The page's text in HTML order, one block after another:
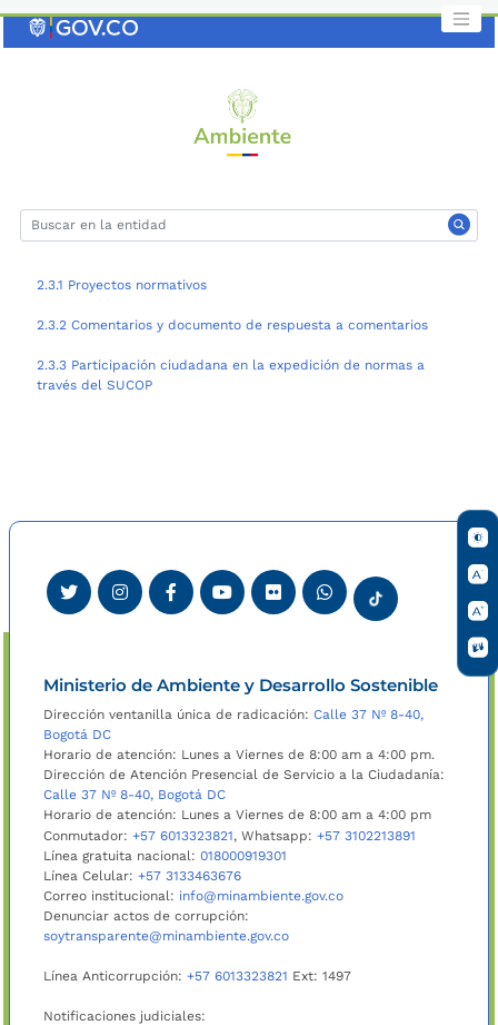
2.3.1 Proyectos normativos
2.3.2 Comentarios y documento de respuesta a comentarios
2.3.3 Participación ciudadana en la expedición de normas a
través del SUCOP
Ministerio de Ambiente y Desarrollo Sostenible
Dirección ventanilla única de radicación: Calle 37 Nº 8-40,
Bogotá DC
Horario de atención: Lunes a Viernes de 8:00 am a 4:00 pm.
Dirección de Atención Presencial de Servicio a la Ciudadanía:
Calle 37 Nº 8-40, Bogotá DC
Horario de atención: Lunes a Viernes de 8:00 am a 4:00 pm
Conmutador: +57 6013323821, Whatsapp: +57 3102213891
Línea gratuita nacional: 018000919301
Línea Celular: +57 3133463676
Correo institucional: info@minambiente.gov.co
Denunciar actos de corrupción:
soytransparente@minambiente.gov.co
Línea Anticorrupción: +57 6013323821 Ext: 1497
Notificaciones judiciales: